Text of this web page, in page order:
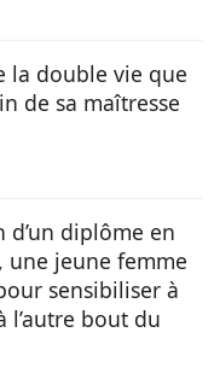
la double vie que
de sa maîtresse
d’un diplôme en
une jeune femme
sensibiliser à
l’autre bout du